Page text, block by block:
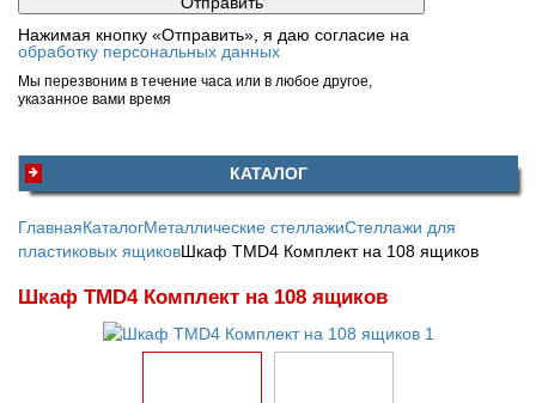
Нажимая кнопку «Отправить», я даю согласие на
обработку персональных данных
Мы перезвоним в течение часа или в любое другое,
указанное вами время
КАТАЛОГ
ГлавнаяКаталогМеталлические стеллажиСтеллажи для
пластиковых ящиковШкаф TMD4 Комплект на 108 ящиков
Шкаф TMD4 Комплект на 108 ящиков